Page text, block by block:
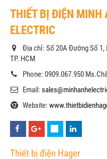
THIẾT BỊ ĐIỆN
ELECTRIC
Địa chỉ: Số 20A Đường Số 1,
TP. HCM
Phone: 0909.067.950
Email:
Website:
Thiết bị điện Hager